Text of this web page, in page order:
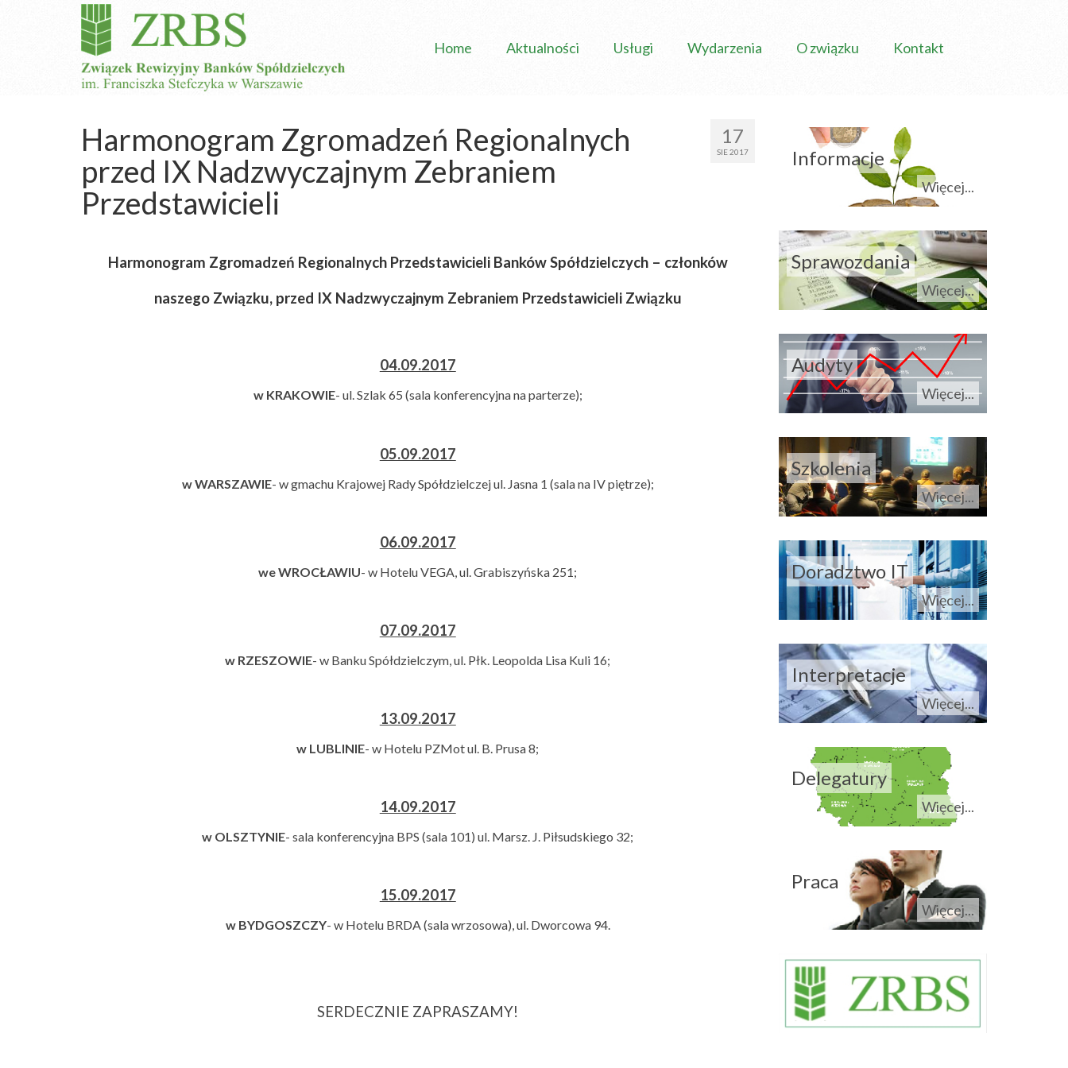
Home Aktualności Usługi Wydarzenia O związku Kontakt
17
SIE 2017
Harmonogram Zgromadzeń Regionalnych
przed IX Nadzwyczajnym Zebraniem
Przedstawicieli
Harmonogram Zgromadzeń Regionalnych Przedstawicieli Banków Spółdzielczych – członków
naszego Związku, przed IX Nadzwyczajnym Zebraniem Przedstawicieli Związku
04.09.2017
w KRAKOWIE- ul. Szlak 65 (sala konferencyjna na parterze);
05.09.2017
w WARSZAWIE- w gmachu Krajowej Rady Spółdzielczej ul. Jasna 1 (sala na IV piętrze);
06.09.2017
we WROCŁAWIU- w Hotelu VEGA, ul. Grabiszyńska 251;
07.09.2017
w RZESZOWIE- w Banku Spółdzielczym, ul. Płk. Leopolda Lisa Kuli 16;
13.09.2017
w LUBLINIE- w Hotelu PZMot ul. B. Prusa 8;
14.09.2017
w OLSZTYNIE- sala konferencyjna BPS (sala 101) ul. Marsz. J. Piłsudskiego 32;
15.09.2017
w BYDGOSZCZY- w Hotelu BRDA (sala wrzosowa), ul. Dworcowa 94.
SERDECZNIE ZAPRASZAMY!
Informacje
Więcej...
Sprawozdania
Więcej...
Audyty
Więcej...
Szkolenia
Więcej...
Doradztwo IT
Więcej...
Interpretacje
Więcej...
Delegatury
Więcej...
Praca
Więcej...